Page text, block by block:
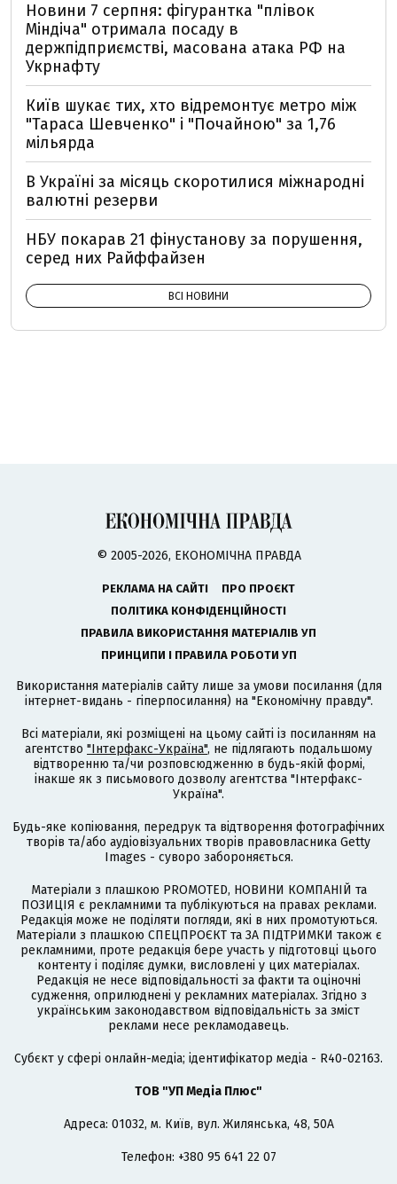
Новини 7 серпня: фігурантка "плівок
Міндіча" отримала посаду в
держпідприємстві, масована атака РФ на
Укрнафту
Київ шукає тих, хто відремонтує метро між
"Тараса Шевченко" і "Почайною" за 1,76
мільярда
В Україні за місяць скоротилися міжнародні
валютні резерви
НБУ покарав 21 фінустанову за порушення,
серед них Райффайзен
ВСІ НОВИНИ
© 2005-2026, ЕКОНОМІЧНА ПРАВДА
РЕКЛАМА НА САЙТІ
ПРО ПРОЄКТ
ПОЛІТИКА КОНФІДЕНЦІЙНОСТІ
ПРАВИЛА ВИКОРИСТАННЯ МАТЕРІАЛІВ УП
ПРИНЦИПИ І ПРАВИЛА РОБОТИ УП
Використання матеріалів сайту лише за умови посилання (для
інтернет-видань - гіперпосилання) на "Економічну правду".
Всі матеріали, які розміщені на цьому сайті із посиланням на
агентство "Інтерфакс-Україна", не підлягають подальшому
відтворенню та/чи розповсюдженню в будь-якій формі,
інакше як з письмового дозволу агентства "Інтерфакс-
Україна".
Будь-яке копіювання, передрук та відтворення фотографічних
творів та/або аудіовізуальних творів правовласника Getty
Images - суворо забороняється.
Матеріали з плашкою PROMOTED, НОВИНИ КОМПАНІЙ та
ПОЗИЦІЯ є рекламними та публікуються на правах реклами.
Редакція може не поділяти погляди, які в них промотуються.
Матеріали з плашкою СПЕЦПРОЄКТ та ЗА ПІДТРИМКИ також є
рекламними, проте редакція бере участь у підготовці цього
контенту і поділяє думки, висловлені у цих матеріалах.
Редакція не несе відповідальності за факти та оціночні
судження, оприлюднені у рекламних матеріалах. Згідно з
українським законодавством відповідальність за зміст
реклами несе рекламодавець.
Cубєкт у сфері онлайн-медіа; ідентифікатор медіа - R40-02163.
ТОВ "УП Медіа Плюс"
Адреса: 01032, м. Київ, вул. Жилянська, 48, 50А
Телефон: +380 95 641 22 07